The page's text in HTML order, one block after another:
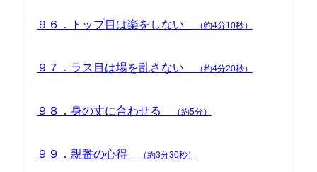
９６．トップ目は楽をしない （約4分10秒）
９７．ラス目は場を乱さない （約4分20秒）
９８．身の丈に合わせる （約5分）
９９．親番の心得 （約3分30秒）